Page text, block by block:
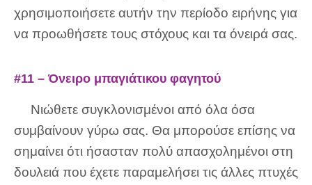
χρησιμοποιήσετε αυτήν την περίοδο ειρήνης για
να προωθήσετε τους στόχους και τα όνειρά σας.
#11 – Όνειρο μπαγιάτικου φαγητού
Νιώθετε συγκλονισμένοι από όλα όσα
συμβαίνουν γύρω σας. Θα μπορούσε επίσης να
σημαίνει ότι ήσασταν πολύ απασχολημένοι στη
δουλειά που έχετε παραμελήσει τις άλλες πτυχές